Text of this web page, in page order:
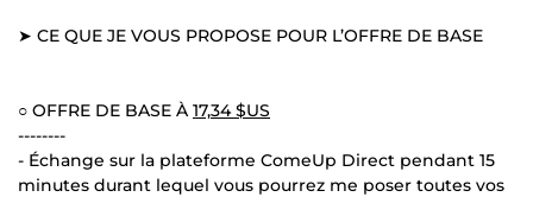
➤ CE QUE JE VOUS PROPOSE POUR L’OFFRE DE BASE
○ OFFRE DE BASE À 17,34 $US
--------
- Échange sur la plateforme ComeUp Direct pendant 15
minutes durant lequel vous pourrez me poser toutes vos